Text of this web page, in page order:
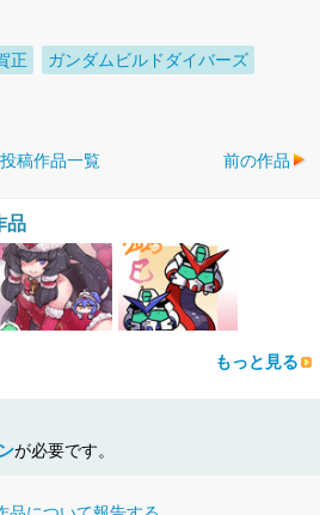
正
ガンダムビルドダイバーズ
投稿作品一覧 前の作品
品
もっと見る
が必要です。